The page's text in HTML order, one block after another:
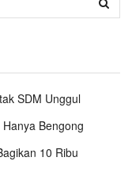
SDM Unggul
Bengong
10 Ribu